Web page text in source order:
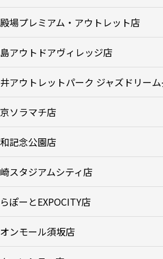
場プレミアム・アウトレット店
アウトドアヴィレッジ店
アウトレットパーク ジャズドリー
ソラマチ店
記念公園店
スタジアムシティ店
ぽーとEXPOCITY店
ンモール須坂店